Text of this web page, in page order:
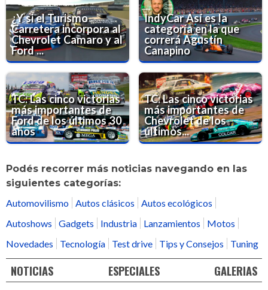
¿Y si el Turismo
Carretera incorpora al
Chevrolet Camaro y al
Ford ...
IndyCar Así es la
categoría en la que
correrá Agustín
Canapino
TC: Las cinco victorias
más importantes de
Ford de los últimos 30
años
TC: Las cinco victorias
más importantes de
Chevrolet de los
últimos...
Podés recorrer más noticias navegando en las
siguientes categorías:
Automovilismo Autos clásicos
Autos ecológicos
Autoshows
Gadgets Industria Lanzamientos
Motos
Novedades
Tecnología Test drive Tips y Consejos Tuning
NOTICIAS ESPECIALES GALERIAS